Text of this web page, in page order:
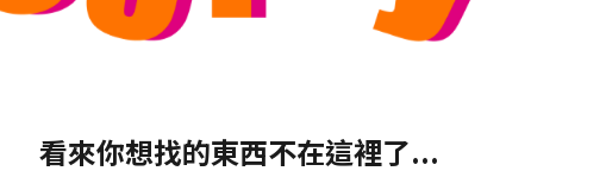
看來你想找的東西不在這裡了...